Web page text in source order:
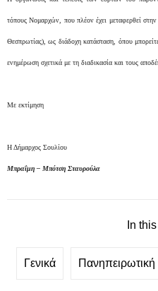
τόπους Νομαρχών, που πλέον έχει μεταφερθεί
Θεσπρωτίας), ως διάδοχη κατάσταση, όπου
ενημέρωση σχετικά με τη διαδικασία και τους
Με εκτίμηση
Η Δήμαρχος Σουλίου
Μπραΐμη – Μπότση Σταυρούλα
In
Γενικά